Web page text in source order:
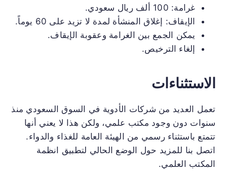
غرامة: 100 ألف ريال سعودي.
الإيقاف: إغلاق المنشأة لمدة لا تزيد على 60 يوماً.
يمكن الجمع بين الغرامة وعقوبة الإيقاف.
إلغاء الترخيص.
الاستثناءات
تعمل العديد من شركات الأدوية في السوق السعودي منذ
سنوات دون وجود مكتب علمي، ولكن هذا لا يعني أنها
تتمتع باستثناء رسمي من الهيئة العامة للغذاء والدواء.
اتصل بنا للمزيد حول الوضع الحالي لتطبيق انظمة
المكتب العلمي.